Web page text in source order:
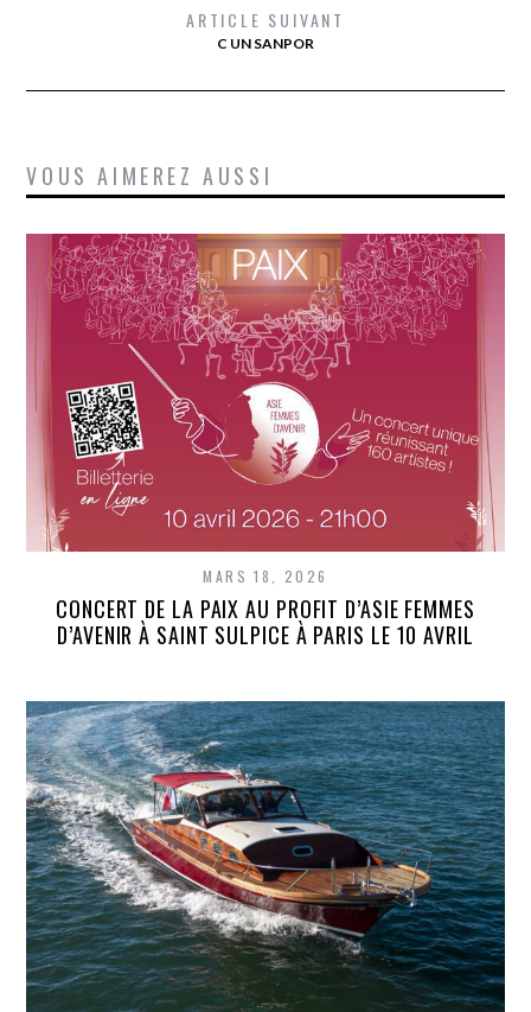
ARTICLE SUIVANT
C UN SANPOR
VOUS AIMEREZ AUSSI
MARS 18, 2026
CONCERT DE LA PAIX AU PROFIT D’ASIE FEMMES
D’AVENIR À SAINT SULPICE À PARIS LE 10 AVRIL